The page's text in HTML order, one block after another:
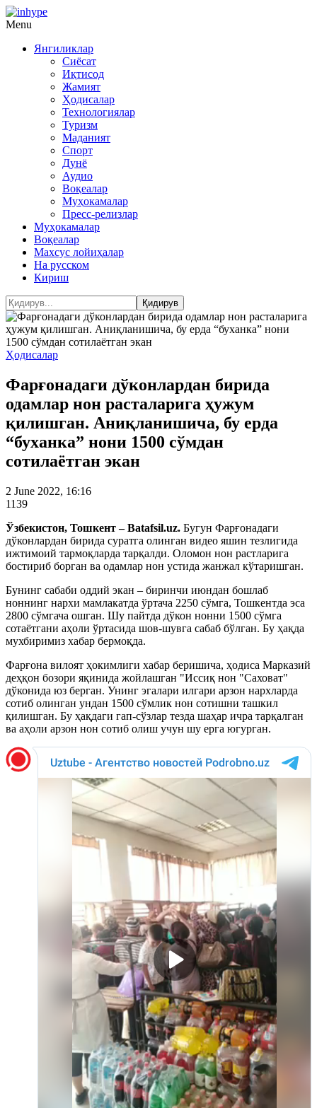
Menu
Янгиликлар
Сиёсат
Иқтисод
Жамият
Ҳодисалар
Технологиялар
Туризм
Маданият
Спорт
Дунё
Аудио
Воқеалар
Муҳокамалар
Пресс-релизлар
Муҳокамалар
Воқеалар
Махсус лойиҳалар
На русском
Кириш
Ҳодисалар
Фарғонадаги дўконлардан бирида
одамлар нон расталарига ҳужум
қилишган. Аниқланишича, бу ерда
“буханка” нони 1500 сўмдан
сотилаётган экан
2 June 2022, 16:16
1139
Ўзбекистон, Тошкент – Batafsil.uz. Бугун Фарғонадаги
дўконлардан бирида суратга олинган видео яшин тезлигида
ижтимоий тармоқларда тарқалди. Оломон нон растларига
бостириб борган ва одамлар нон устида жанжал кўтаришган.
Бунинг сабаби оддий экан – биринчи июндан бошлаб
ноннинг нархи мамлакатда ўртача 2250 сўмга, Тошкентда эса
2800 сўмгача ошган. Шу пайтда дўкон нонни 1500 сўмга
сотаётгани аҳоли ўртасида шов-шувга сабаб бўлган. Бу ҳақда
мухбиримиз хабар бермоқда.
Фарғона вилоят ҳокимлиги хабар беришича, ҳодиса Марказий
деҳқон бозори яқинида жойлашган "Иссиқ нон "Саховат"
дўконида юз берган. Унинг эгалари илгари арзон нархларда
сотиб олинган ундан 1500 сўмлик нон сотишни ташкил
қилишган. Бу ҳақдаги гап-сўзлар тезда шаҳар ичра тарқалган
ва аҳоли арзон нон сотиб олиш учун шу ерга югурган.